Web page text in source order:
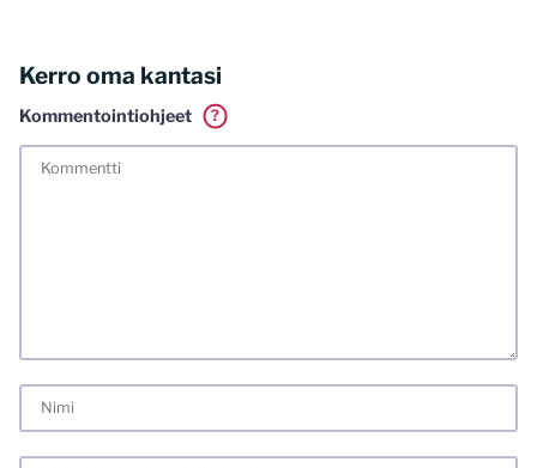
Kerro oma kantasi
Kommentointiohjeet
?
meiliosoitteen. Minua ja mielipiteitäni saa ilman muuta